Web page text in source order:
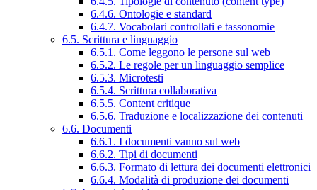
6.4.6. Ontologie e standard
6.4.7. Vocabolari controllati e tassonomie
6.5. Scrittura e linguaggio
6.5.1. Come leggono le persone sul web
6.5.2. Le regole per un linguaggio semplice
6.5.3. Microtesti
6.5.4. Scrittura collaborativa
6.5.5. Content critique
6.5.6. Traduzione e localizzazione dei contenuti
6.6. Documenti
6.6.1. I documenti vanno sul web
6.6.2. Tipi di documenti
6.6.3. Formato di lettura dei documenti elettronici
6.6.4. Modalità di produzione dei documenti